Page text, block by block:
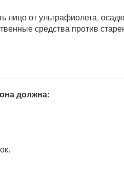
лицо от ультрафиолета,
средства против
должна: